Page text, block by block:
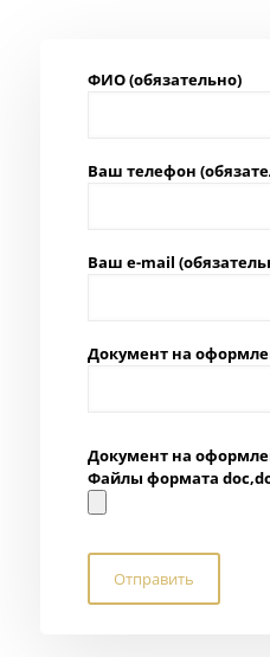
ФИО (обязательно)
Ваш телефон
Ваш e-mail
Документ на
Документ на
Файлы формата